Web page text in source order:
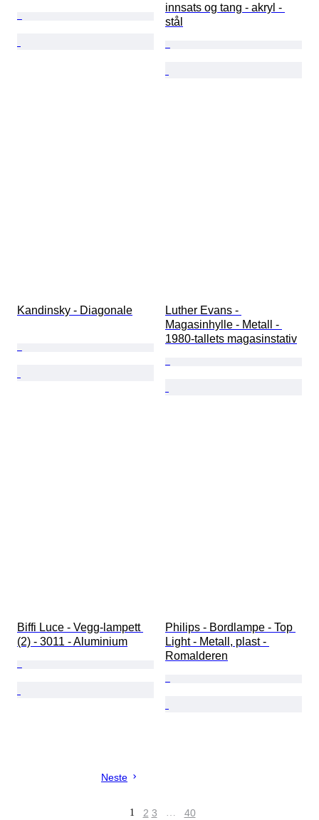
innsats og tang - akryl -
stål
Kandinsky - Diagonale
Luther Evans -
Magasinhylle - Metall -
1980-tallets magasinstativ
Biffi Luce - Vegg-lampett
(2) - 3011 - Aluminium
Philips - Bordlampe - Top
Light - Metall, plast -
Romalderen
Neste
1 2 3 … 40